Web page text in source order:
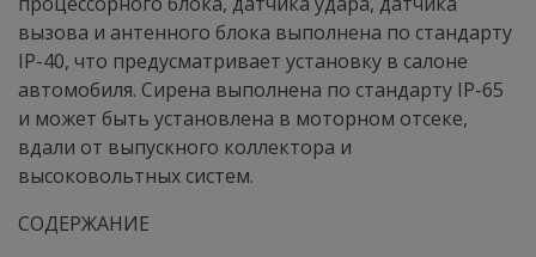
вызова и антенного блока выполнена по стандарту
IP-40, что предусматривает установку в салоне
автомобиля. Сирена выполнена по стандарту IP-65
и может быть установлена в моторном отсеке,
вдали от выпускного коллектора и
высоковольтных систем.
СОДЕРЖАНИЕ